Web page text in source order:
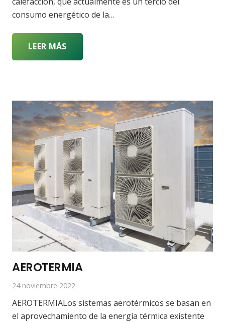
consumo energético de la…
LEER MÁS
AEROTERMIA
24 noviembre 2022
AEROTERMIALos sistemas aerotérmicos se basan en
el aprovechamiento de la energía térmica existente